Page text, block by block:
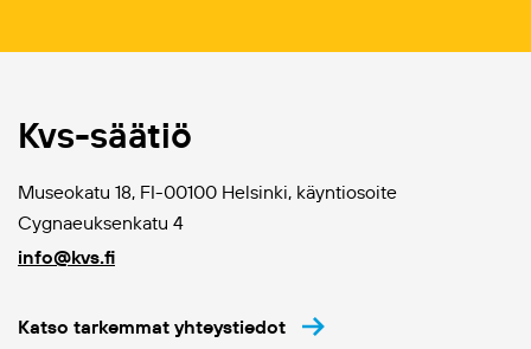
Kvs-säätiö
Museokatu 18, FI-00100 Helsinki, käyntiosoite
Cygnaeuksenkatu 4
info@kvs.fi
Katso tarkemmat yhteystiedot